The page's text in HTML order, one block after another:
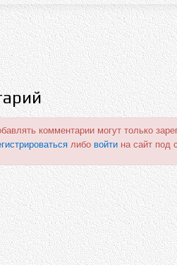
комментарии могут только
либо войти на сайт под